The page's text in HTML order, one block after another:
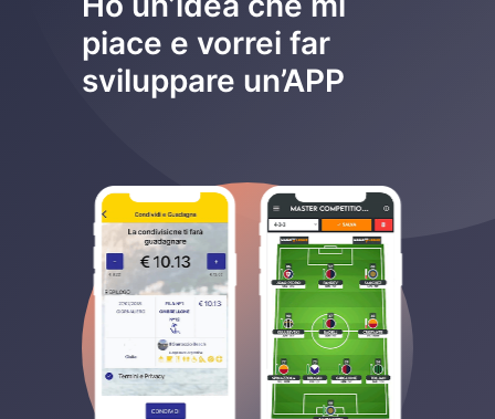
piace e vorrei far
sviluppare un’APP